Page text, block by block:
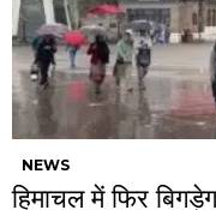
NEWS
हिमाचल में फिर